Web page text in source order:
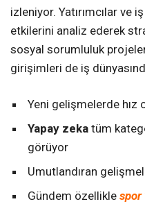
izleniyor. Yatırımcılar ve
etkilerini analiz ederek
sosyal sorumluluk
girişimleri de iş
Yeni gelişmelerde hız
Yapay zeka tüm
görüyor
Umutlandıran
Gündem özellikle spor